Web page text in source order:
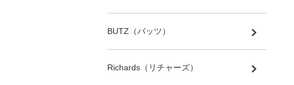
BUTZ（バッツ）
Richards（リチャーズ）